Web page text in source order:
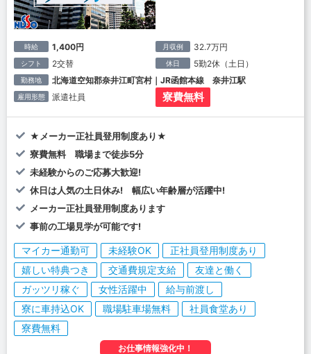
時給 1,400円 月収例 32.7万円
シフト 2交替 休日 5勤2休（土日）
勤務地 北海道空知郡奈井江町宮村｜JR函館本線 奈井江駅
雇用形態 派遣社員 寮費無料
★メーカー正社員登用制度あり★
寮費無料 職場まで徒歩5分
未経験からのご応募大歓迎!
休日は人気の土日休み! 幅広い年齢層が活躍中!
メーカー正社員登用制度あります
事前の工場見学が可能です!
マイカー通勤可 未経験OK
正社員登用制度あり
嬉しい特典つき
交通費規定支給
友達と働く
ガッツリ稼ぐ
女性活躍中
給与前渡し
寮に車持込OK
職場駐車場無料
社員食堂あり
寮費無料
お仕事情報強化中！